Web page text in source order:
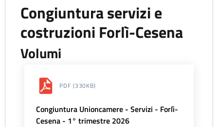
Congiuntura servizi e
costruzioni Forlì-Cesena
Volumi
PDF (330KB)
Congiuntura Unioncamere - Servizi - Forlì-
Cesena - 1° trimestre 2026